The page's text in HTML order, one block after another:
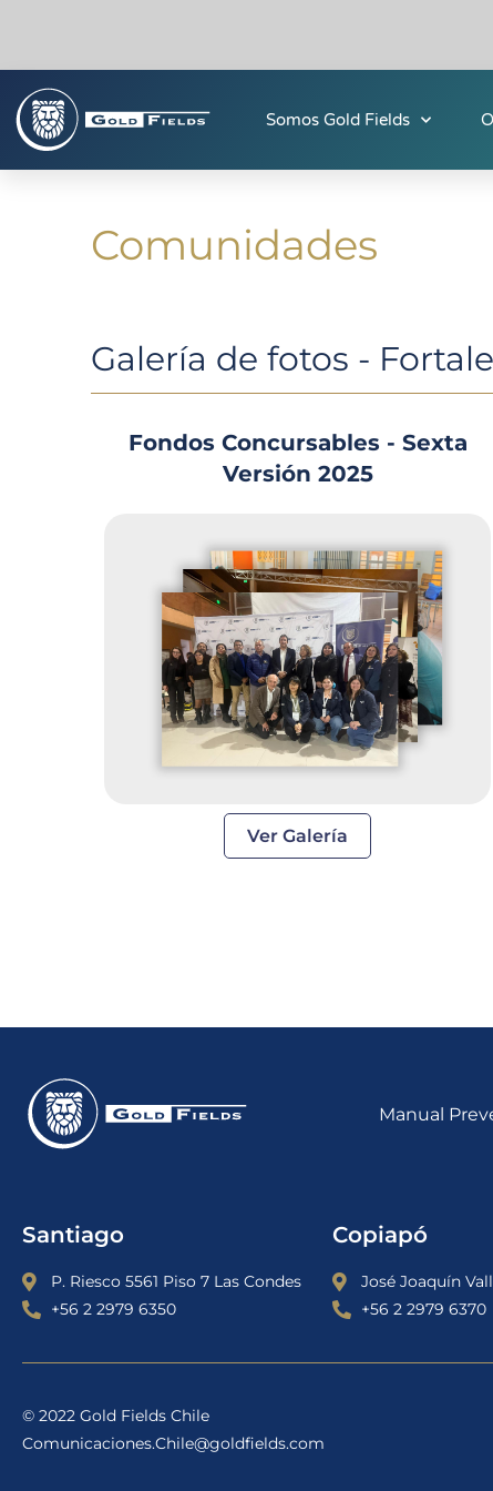
Somos Gold Fields
Comunidades
Galería de fotos -
Fondos Concursables - Sexta
Versión 2025
Ver Galería
Manual
Santiago
P. Riesco 5561 Piso 7 Las Condes
+56 2 2979 6350
Copiapó
José Joaquín
+56 2 2979 6370
© 2022 Gold Fields Chile
Comunicaciones.Chile@goldfields.com